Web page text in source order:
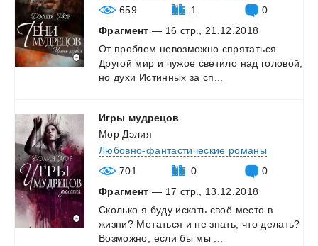
659
1
0
Фрагмент — 16 стр., 21.12.2018
От проблем невозможно спрятаться.
Другой мир и чужое светило над головой,
но духи Истинных за сп...
Игры мудрецов
Мор Дэлия
Любовно-фантастические романы
701
0
0
Фрагмент — 17 стр., 13.12.2018
Сколько я буду искать своё место в
жизни? Метаться и не знать, что делать?
Возможно,
если бы мы